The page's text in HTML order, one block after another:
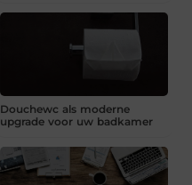
Douchewc als moderne
upgrade voor uw badkamer